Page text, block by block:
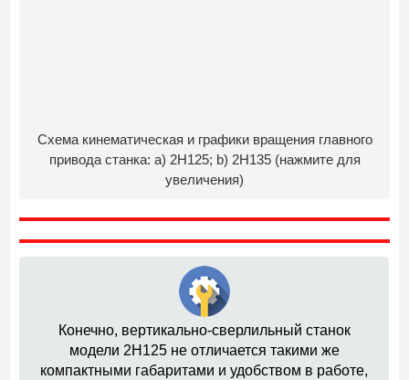
Схема кинематическая и графики вращения главного
привода станка: a) 2Н125; b) 2Н135 (нажмите для
увеличения)
Конечно, вертикально-сверлильный станок
модели 2Н125 не отличается такими же
компактными габаритами и удобством в работе,